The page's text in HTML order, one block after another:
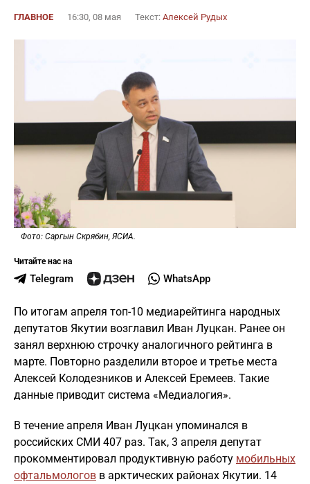
ГЛАВНОЕ 16:30, 08 мая Текст: Алексей Рудых
Фото: Саргын Скрябин, ЯСИА.
Читайте нас на
Telegram WhatsApp
По итогам апреля топ-10 медиарейтинга народных
депутатов Якутии возглавил Иван Луцкан. Ранее он
занял верхнюю строчку аналогичного рейтинга в
марте. Повторно разделили второе и третье места
Алексей Колодезников и Алексей Еремеев. Такие
данные приводит система «Медиалогия».
В течение апреля Иван Луцкан упоминался в
российских СМИ 407 раз. Так, 3 апреля депутат
прокомментировал продуктивную работу мобильных
офтальмологов в арктических районах Якутии. 14